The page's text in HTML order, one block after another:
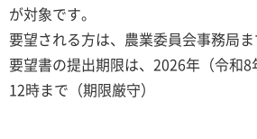
が対象です。
要望される方は、農業委員会事務局ま
要望書の提出期限は、2026年（令和8
12時まで（期限厳守）